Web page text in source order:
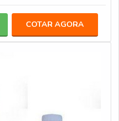
quanto os métodos de
que a tornam uma
entre eles: Tela de controle
COTAR AGORA